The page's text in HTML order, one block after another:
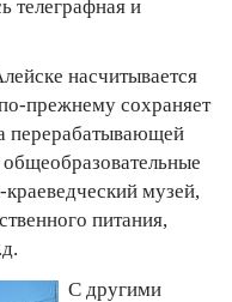
телеграфная и
насчитывается
прежнему сохраняет
перерабатывающей
музей,
питания,
С другими